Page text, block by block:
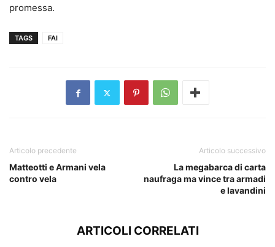
promessa.
TAGS FAI
Articolo precedente
Matteotti e Armani vela
contro vela
Articolo successivo
La megabarca di carta
naufraga ma vince tra armadi
e lavandini
ARTICOLI CORRELATI